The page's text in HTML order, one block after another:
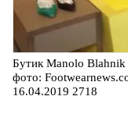
Бутик Manolo Blahnik
фото:
16.04.2019 2718